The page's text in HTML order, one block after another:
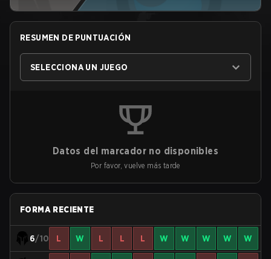
RESUMEN DE PUNTUACIÓN
SELECCIONA UN JUEGO
Datos del marcador no disponibles
Por favor, vuelve más tarde
FORMA RECIENTE
6/10 L W L L L W W W W W